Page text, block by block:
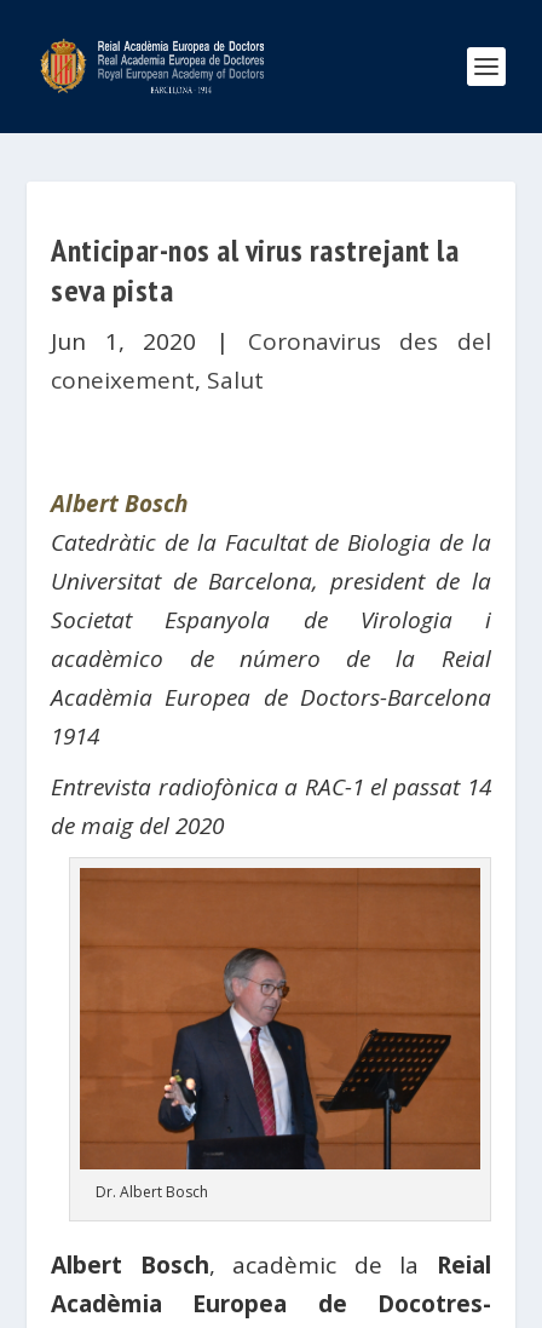
Anticipar-nos al virus rastrejant la
seva pista
Jun 1, 2020 | Coronavirus des del
coneixement, Salut
Albert Bosch
Catedràtic de la Facultat de Biologia de la
Universitat de Barcelona, president de la
Societat Espanyola de Virologia i
acadèmico de número de la Reial
Acadèmia Europea de Doctors-Barcelona
1914
Entrevista radiofònica a RAC-1 el passat 14
de maig del 2020
Dr. Albert Bosch
Albert Bosch, acadèmic de la Reial
Acadèmia Europea de Docotres-